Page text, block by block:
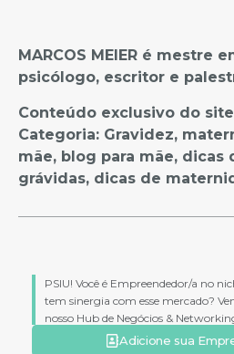
MARCOS MEIER é mestre
psicólogo, escritor e
Conteúdo exclusivo do
Categoria: Gravidez,
mãe, blog para mãe, dicas
grávidas, dicas de
PSIU! Você é Empreendedor/a no
tem sinergia com esse mercado?
nosso Hub de Negócios &
Adicione sua